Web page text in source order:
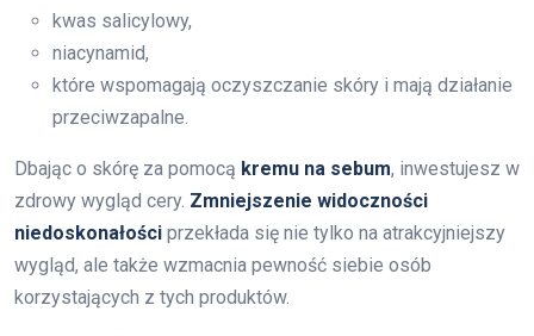
kwas salicylowy,
niacynamid,
które wspomagają oczyszczanie skóry i mają działanie
przeciwzapalne.
Dbając o skórę za pomocą kremu na sebum, inwestujesz w
zdrowy wygląd cery. Zmniejszenie widoczności
niedoskonałości przekłada się nie tylko na atrakcyjniejszy
wygląd, ale także wzmacnia pewność siebie osób
korzystających z tych produktów.